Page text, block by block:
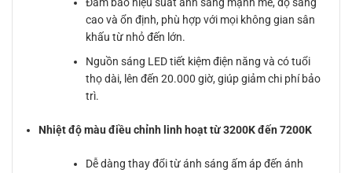
Đảm bảo hiệu suất ánh sáng mạnh mẽ, độ sáng
cao và ổn định, phù hợp với mọi không gian sân
khấu từ nhỏ đến lớn.
Nguồn sáng LED tiết kiệm điện năng và có tuổi
thọ dài, lên đến 20.000 giờ, giúp giảm chi phí bảo
trì.
Nhiệt độ màu điều chỉnh linh hoạt từ 3200K đến 7200K
Dễ dàng thay đổi từ ánh sáng ấm áp đến ánh